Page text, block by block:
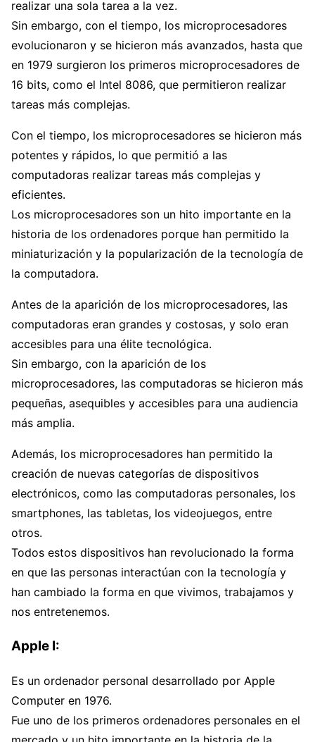
realizar una sola tarea a la vez.
Sin embargo, con el tiempo, los microprocesadores
evolucionaron y se hicieron más avanzados, hasta que
en 1979 surgieron los primeros microprocesadores de
16 bits, como el Intel 8086, que permitieron realizar
tareas más complejas.
Con el tiempo, los microprocesadores se hicieron más
potentes y rápidos, lo que permitió a las
computadoras realizar tareas más complejas y
eficientes.
Los microprocesadores son un hito importante en la
historia de los ordenadores porque han permitido la
miniaturización y la popularización de la tecnología de
la computadora.
Antes de la aparición de los microprocesadores, las
computadoras eran grandes y costosas, y solo eran
accesibles para una élite tecnológica.
Sin embargo, con la aparición de los
microprocesadores, las computadoras se hicieron más
pequeñas, asequibles y accesibles para una audiencia
más amplia.
Además, los microprocesadores han permitido la
creación de nuevas categorías de dispositivos
electrónicos, como las computadoras personales, los
smartphones, las tabletas, los videojuegos, entre
otros.
Todos estos dispositivos han revolucionado la forma
en que las personas interactúan con la tecnología y
han cambiado la forma en que vivimos, trabajamos y
nos entretenemos.
Apple I:
Es un ordenador personal desarrollado por Apple
Computer en 1976.
Fue uno de los primeros ordenadores personales en el